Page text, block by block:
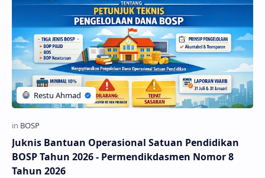
Juknis Bantuan Operasional Satuan Pendidikan
BOSP Tahun 2026 - Permendikdasmen Nomor 8
Tahun 2026